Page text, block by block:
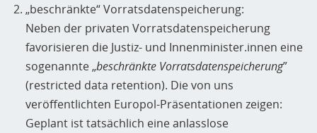
„beschränkte“ Vorratsdatenspeicherung:
Neben der privaten Vorratsdatenspeicherung
favorisieren die Justiz- und Innenminister.innen eine
sogenannte „beschränkte Vorratsdatenspeicherung”
(restricted data retention). Die von uns
veröffentlichten Europol-Präsentationen zeigen:
Geplant ist tatsächlich eine anlasslose